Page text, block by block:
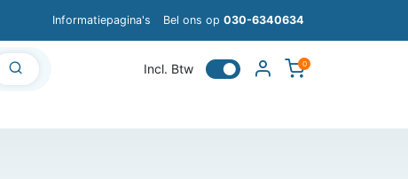
Informatiepagina's Bel ons op 030-6340634
Incl. Btw 0